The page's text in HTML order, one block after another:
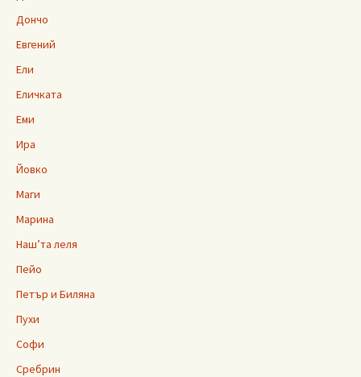
Дончо
Евгений
Ели
Еличката
Еми
Ира
Йовко
Маги
Марина
Наш’та леля
Пейо
Петър и Биляна
Пухи
Софи
Сребрин